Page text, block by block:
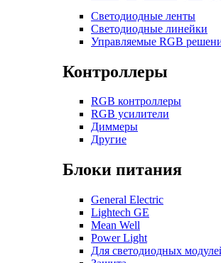
Светодиодные ленты
Светодиодные линейки
Управляемые RGB
Контроллеры
RGB контроллеры
RGB усилители
Диммеры
Другие
Блоки питания
General Electric
Lightech GE
Mean Well
Power Light
Для светодиодных